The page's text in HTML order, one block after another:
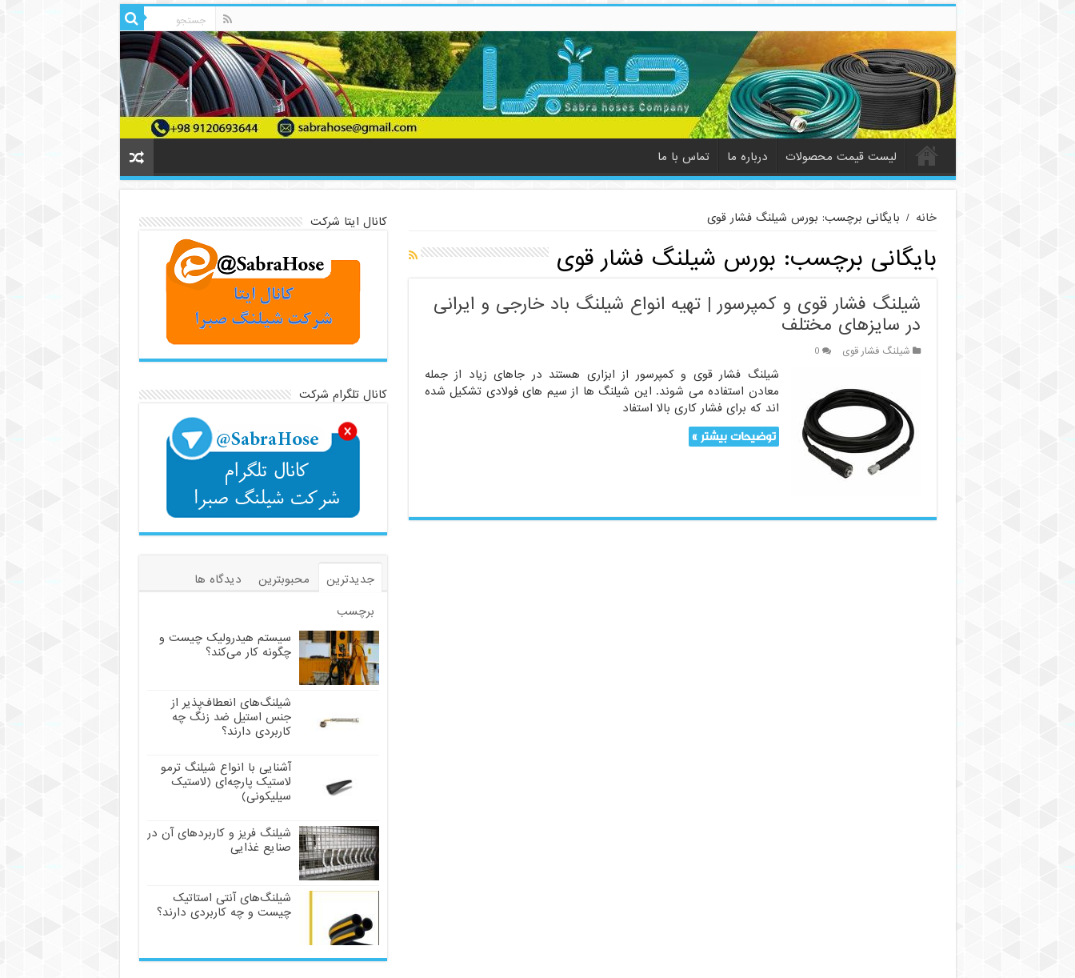
لیست قیمت محصولات درباره ما تماس با ما
خانه / بایگانی برچسب: بورس شیلنگ فشار قوی
بایگانی برچسب: بورس شیلنگ فشار قوی
شیلنگ فشار قوی و کمپرسور | تهیه انواع شیلنگ باد خارجی و ایرانی
در سایزهای مختلف
شیلنگ فشار قوی 0
شیلنگ فشار قوی و کمپرسور از ابزاری هستند در جاهای زیاد از جمله
معادن استفاده می شوند. این شیلنگ ها از سیم های فولادی تشکیل شده
اند که برای فشار کاری بالا استفاد
توضیحات بیشتر »
کانال ایتا شرکت
کانال تلگرام شرکت
جدیدترین محبوبترین
دیدگاه ها
برچسب
سیستم هیدرولیک چیست و
چگونه کار می‌کند؟
شیلنگ‌های انعطاف‌پذیر از
جنس استیل ضد زنگ چه
کاربردی دارند؟
آشنایی با انواع شیلنگ ترمو
لاستیک پارچه‌ای (لاستیک
سیلیکونی)
شیلنگ فریز و کاربردهای آن در
صنایع غذایی
شیلنگ‌های آنتی استاتیک
چیست و چه کاربردی دارند؟